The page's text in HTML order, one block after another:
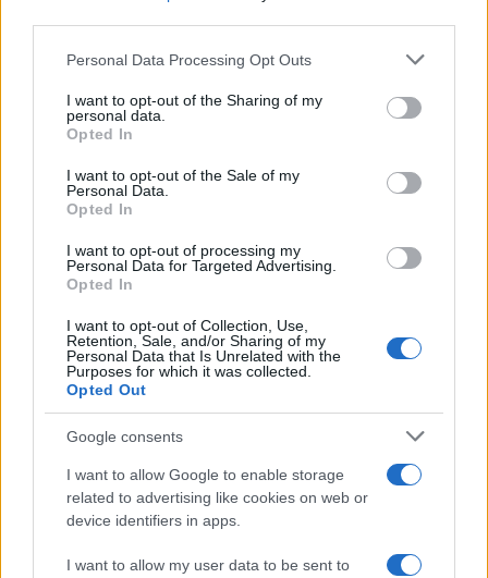
Please note that this website/app uses one or more Google
not limited to your visit or usage behaviour. You may click to
grant or deny consent to Google and its third-party tags to
use your data for below specified purposes in below Google
consent section.
Personal Data Processing Opt Outs
I want to opt-out of the Sharing of my
personal data.
Opted In
I want to opt-out of the Sale of my
Personal Data.
Opted In
I want to opt-out of processing my
Personal Data for Targeted Advertising.
Opted In
I want to opt-out of Collection, Use,
Retention, Sale, and/or Sharing of my
Personal Data that Is Unrelated with the
Purposes for which it was collected.
Opted Out
Google consents
I want to allow Google to enable storage
related to advertising like cookies on web or
device identifiers in apps.
I want to allow my user data to be sent to
Marfin: Η 46χρονη πήρε προθεσμία για
να απολογηθεί την Τρίτη – «Είναι αθώα,
100.000 άτομα»
Βγήκαν ξανά τα μαχαίρια στην Ελπίδα
Γρατσία και Γαλανός μετέτρεψαν το
κίνημα σε φοβικό αρχηγικό κόμμα»
θεωρηθούν δωρεές και να επιβληθεί
φόρος – Τι ισχυεί για τις γονικές παροχές
Απίστευτο κι όμως αληθινό -
Aναστέλλονται τα τακτικά ραντεβού του
αγγειοχειρουργού του νοσοκομείου
Χανίων επειδή κλάπηκε το μηχανάκι του
Σούπερ μάρκετ: Νέες μειώσεις τιμών –
916 προϊόντα στην εθνική πρωτοβουλία,
ανάμεσά τους 130 σχολικά